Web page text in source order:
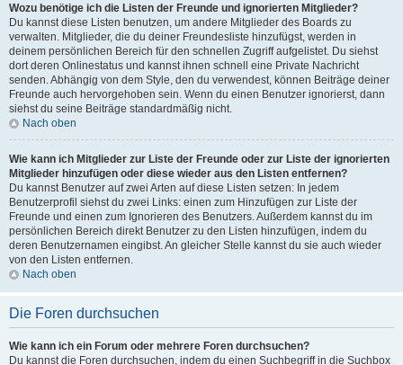
Wozu benötige ich die Listen der Freunde und ignorierten Mitglieder?
Du kannst diese Listen benutzen, um andere Mitglieder des Boards zu
verwalten. Mitglieder, die du deiner Freundesliste hinzufügst, werden in
deinem persönlichen Bereich für den schnellen Zugriff aufgelistet. Du siehst
dort deren Onlinestatus und kannst ihnen schnell eine Private Nachricht
senden. Abhängig von dem Style, den du verwendest, können Beiträge deiner
Freunde auch hervorgehoben sein. Wenn du einen Benutzer ignorierst, dann
siehst du seine Beiträge standardmäßig nicht.
Nach oben
Wie kann ich Mitglieder zur Liste der Freunde oder zur Liste der ignorierten
Mitglieder hinzufügen oder diese wieder aus den Listen entfernen?
Du kannst Benutzer auf zwei Arten auf diese Listen setzen: In jedem
Benutzerprofil siehst du zwei Links: einen zum Hinzufügen zur Liste der
Freunde und einen zum Ignorieren des Benutzers. Außerdem kannst du im
persönlichen Bereich direkt Benutzer zu den Listen hinzufügen, indem du
deren Benutzernamen eingibst. An gleicher Stelle kannst du sie auch wieder
von den Listen entfernen.
Nach oben
Die Foren durchsuchen
Wie kann ich ein Forum oder mehrere Foren durchsuchen?
Du kannst die Foren durchsuchen, indem du einen Suchbegriff in die Suchbox